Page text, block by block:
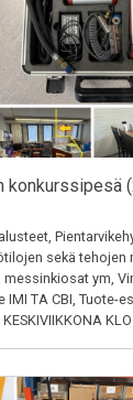
konkurssipesä
sekä tehojen
messinkiosat ym,
TA CBI, Tuote-